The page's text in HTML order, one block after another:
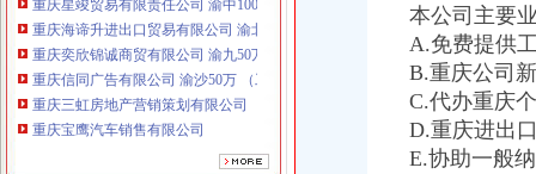
重庆海谛升进出口贸易有限公司 渝北100万 （进出口权）
重庆奕欣锦诚商贸有限公司 渝九50万 （工商注册）
重庆信同广告有限公司 渝沙50万 （工商注册）
重庆三虹房地产营销策划有限公司
重庆宝鹰汽车销售有限公司
重庆鸽牌电线电缆有限公司 渝北10010万 (进出口权)
重庆傲志众达投资咨询有限责任公司 渝九1000万 （增资）
本公司主要
A.免费提供
B.重庆公司
C.代办重庆
D.重庆进出
E.协助一般